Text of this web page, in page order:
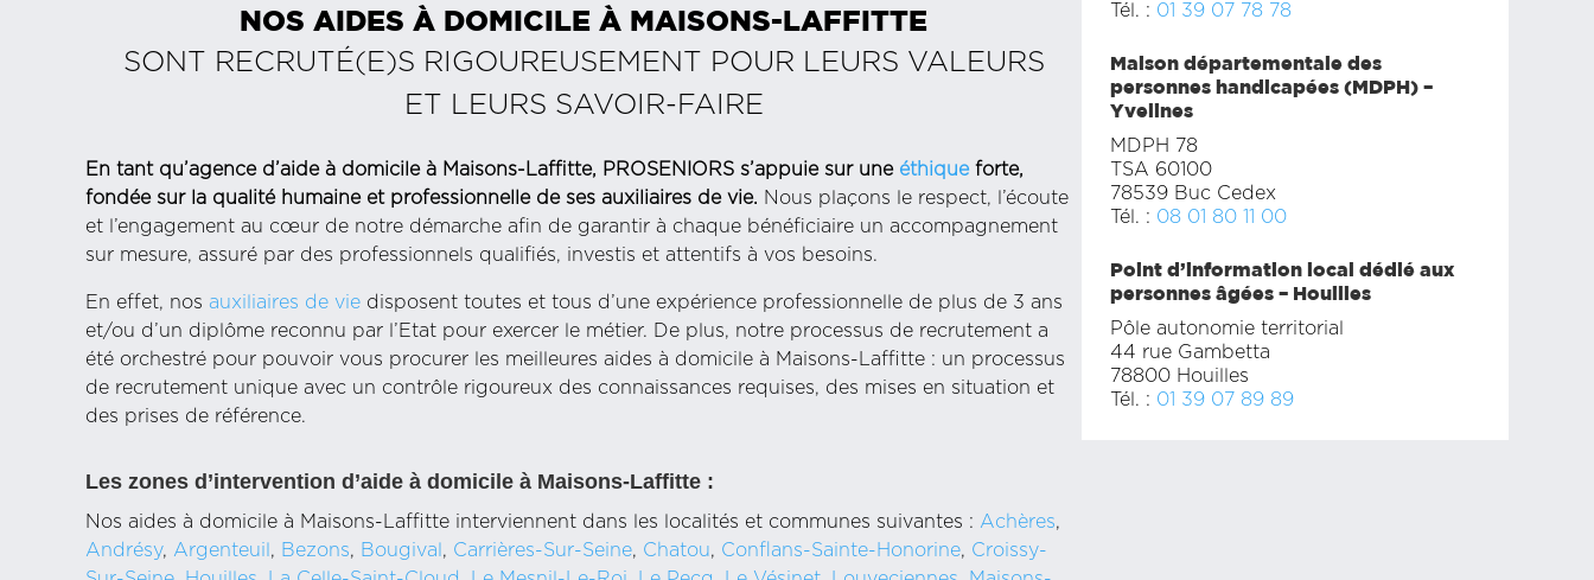
NOS AIDES À DOMICILE À MAISONS-LAFFITTE
SONT RECRUTÉ(E)S RIGOUREUSEMENT POUR LEURS VALEURS
ET LEURS SAVOIR-FAIRE
En tant qu’agence d’aide à domicile à Maisons-Laffitte, PROSENIORS s’appuie sur une éthiqueforte,
fondée sur la qualité humaine et professionnelle de ses auxiliaires de vie. Nous plaçons le respect, l’écoute
et l’engagement au cœur de notre démarche afin de garantir à chaque bénéficiaire un accompagnement
sur mesure, assuré par des professionnels qualifiés, investis et attentifs à vos besoins.
En effet, nos auxiliaires de vie disposent toutes et tous d’une expérience professionnelle de plus de 3 ans
et/ou d’un diplôme reconnu par l’Etat pour exercer le métier. De plus, notre processus de recrutement a
été orchestré pour pouvoir vous procurer les meilleures aides à domicile à Maisons-Laffitte : un processus
de recrutement unique avec un contrôle rigoureux des connaissances requises, des mises en situation et
des prises de référence.
Les zones d’intervention d’aide à domicile à Maisons-Laffitte :
Nos aides à domicile à Maisons-Laffitte interviennent dans les localités et communes suivantes : Achères,
Andrésy, Argenteuil , Bezons, Bougival , Carrières-Sur-Seine, Chatou, Conflans-Sainte-Honorine, Croissy-
Tél. : 01 39 07 78 78
Maison départementale des
personnes handicapées (MDPH) –
Yvelines
MDPH 78
TSA 60100
78539 Buc Cedex
Tél. : 08 01 80 11 00
Point d’information local dédié aux
personnes âgées – Houilles
Pôle autonomie territorial
44 rue Gambetta
78800 Houilles
Tél. : 01 39 07 89 89